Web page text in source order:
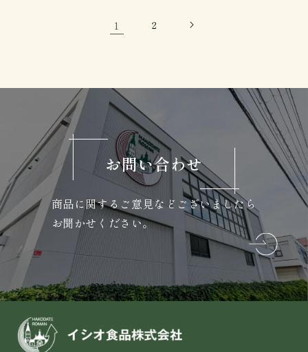
1 2
お問い合わせ
商品に関するご意見などございましたら
お聞かせください。